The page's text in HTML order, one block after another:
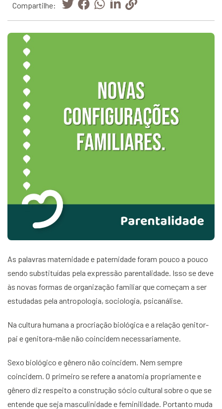
Compartilhe:
As palavras maternidade e paternidade foram pouco a pouco
sendo substituídas pela expressão parentalidade. Isso se deve
às novas formas de organização familiar que começam a ser
estudadas pela antropologia, sociologia, psicanálise.
Na cultura humana a procriação biológica e a relação genitor-
pai e genitora-mãe não coincidem necessariamente.
Sexo biológico e gênero não coincidem. Nem sempre
coincidem. O primeiro se refere a anatomia propriamente e
gênero diz respeito a construção sócio cultural sobre o que se
entende que seja masculinidade e feminilidade. Portanto muda